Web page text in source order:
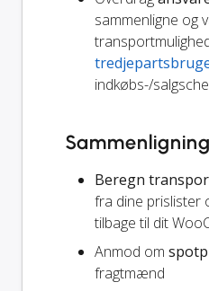
sammenligne og
indkøbs-/
Sammenligning
Beregn
fra dine prislister
tilbage til dit
Anmod om
fragtmænd